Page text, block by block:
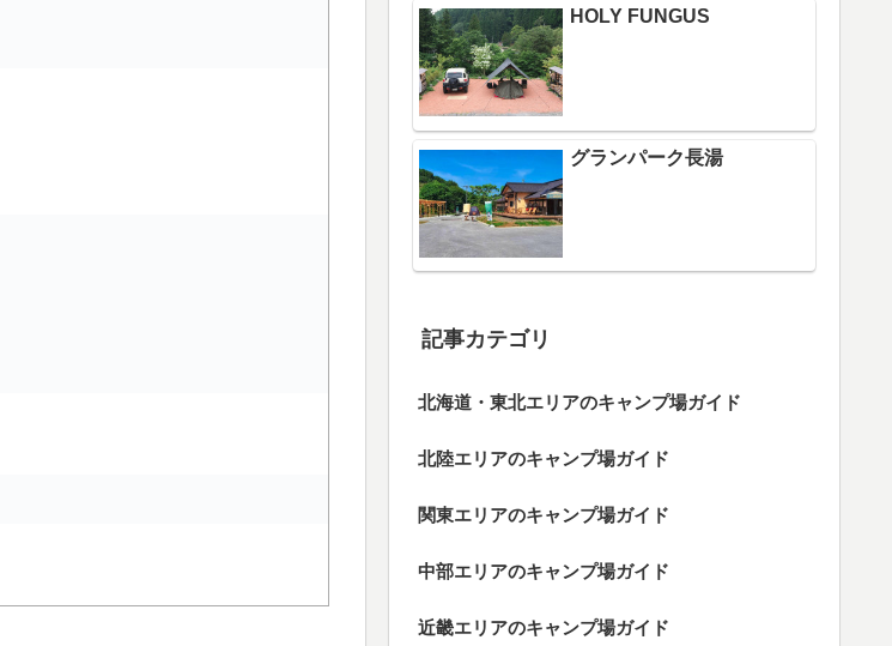
HOLY FUNGUS
グランパーク長湯
記事カテゴリ
北海道・東北エリアのキャンプ場ガイド
北陸エリアのキャンプ場ガイド
関東エリアのキャンプ場ガイド
中部エリアのキャンプ場ガイド
近畿エリアのキャンプ場ガイド